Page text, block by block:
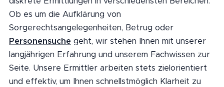
Ob es um die Aufklärung von
Sorgerechtsangelegenheiten, Betrug oder
Personensuche geht, wir stehen Ihnen mit unserer
langjährigen Erfahrung und unserem Fachwissen zur
Seite. Unsere Ermittler arbeiten stets zielorientiert
und effektiv, um Ihnen schnellstmöglich Klarheit zu